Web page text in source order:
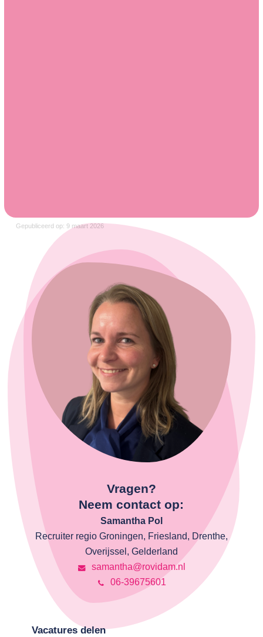
Gepubliceerd op: 9 maart 2026
Vragen?
Neem contact op:
Samantha Pol
Recruiter regio Groningen, Friesland, Drenthe,
Overijssel, Gelderland
samantha@rovidam.nl
06-39675601
Vacatures delen